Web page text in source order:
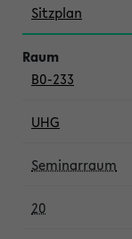
Sitzplan
B0-233
UHG
Seminarraum
20